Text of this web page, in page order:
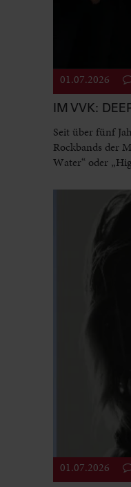
01.07.2026
IM VVK:
Seit über fünf
Rockbands der
Water“ oder
01.07.2026